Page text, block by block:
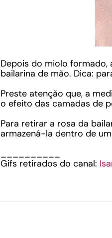
Depois do miolo
bailarina de mão. Dica:
Preste atenção que, a
o efeito das camadas de
Para retirar a rosa da
armazená-la dentro de
__________
Gifs retirados do canal: